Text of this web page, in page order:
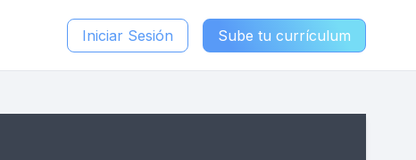
Iniciar Sesión Sube tu currículum